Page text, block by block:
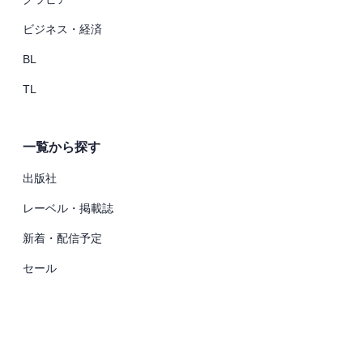
ビジネス・経済
BL
TL
一覧から探す
出版社
レーベル・掲載誌
新着・配信予定
セール